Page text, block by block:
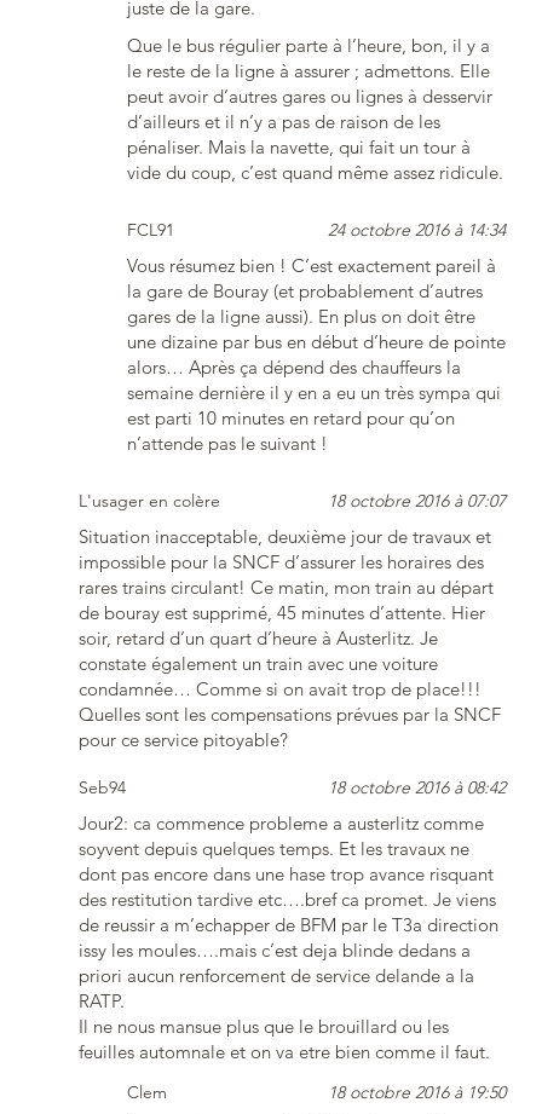
juste de la gare.
Que le bus régulier parte à l’heure, bon, il y a
le reste de la ligne à assurer ; admettons. Elle
peut avoir d’autres gares ou lignes à desservir
d’ailleurs et il n’y a pas de raison de les
pénaliser. Mais la navette, qui fait un tour à
vide du coup, c’est quand même assez ridicule.
FCL91 24 octobre 2016 à 14:34
Vous résumez bien ! C’est exactement pareil à
la gare de Bouray (et probablement d’autres
gares de la ligne aussi). En plus on doit être
une dizaine par bus en début d’heure de pointe
alors… Après ça dépend des chauffeurs la
semaine dernière il y en a eu un très sympa qui
est parti 10 minutes en retard pour qu’on
n’attende pas le suivant !
L'usager en colère 18 octobre 2016 à 07:07
Situation inacceptable, deuxième jour de travaux et
impossible pour la SNCF d’assurer les horaires des
rares trains circulant! Ce matin, mon train au départ
de bouray est supprimé, 45 minutes d’attente. Hier
soir, retard d’un quart d’heure à Austerlitz. Je
constate également un train avec une voiture
condamnée… Comme si on avait trop de place!!!
Quelles sont les compensations prévues par la SNCF
pour ce service pitoyable?
Seb94 18 octobre 2016 à 08:42
Jour2: ca commence probleme a austerlitz comme
soyvent depuis quelques temps. Et les travaux ne
dont pas encore dans une hase trop avance risquant
des restitution tardive etc….bref ca promet. Je viens
de reussir a m’echapper de BFM par le T3a direction
issy les moules….mais c’est deja blinde dedans a
priori aucun renforcement de service delande a la
RATP.
Il ne nous mansue plus que le brouillard ou les
feuilles automnale et on va etre bien comme il faut.
Clem 18 octobre 2016 à 19:50